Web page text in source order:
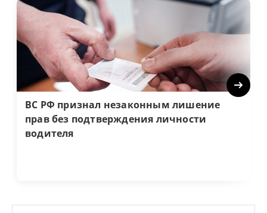
ВС РФ признал незаконным лишение
прав без подтверждения личности
водителя
Next